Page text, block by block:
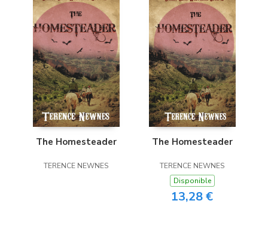
The Homesteader
TERENCE NEWNES
The Homesteader
TERENCE NEWNES
Disponible
13,28 €